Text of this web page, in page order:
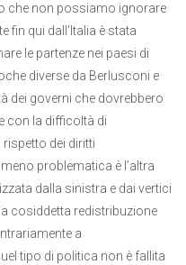
che non possiamo ignorare
fin qui dall’Italia è stata
le partenze nei paesi di
diverse da Berlusconi e
dei governi che dovrebbero
con la difficoltà di
dei diritti
problematica è l’altra
dalla sinistra e dai vertici
cosiddetta redistribuzione
a
tipo di politica non è fallita